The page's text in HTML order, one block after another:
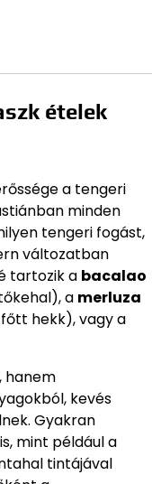
ételek
a tengeri
minden
tengeri fogást,
változatban
tartozik a bacalao
a merluza
hekk), vagy a
hanem
kevés
Gyakran
mint például a
tintájával